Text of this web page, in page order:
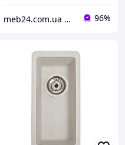
meb24.com.ua Компанія "Меб24". Продаж меблів для дома то офісу. Матраци, ліжка. 96%